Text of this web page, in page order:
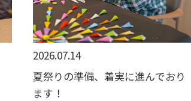
2026.07.14
夏祭りの準備、着実に進んでおり
ます！